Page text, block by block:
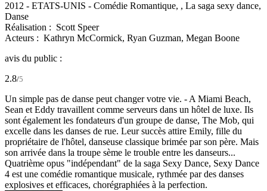
2012 - ETATS-UNIS - Comédie Romantique, , La saga sexy dance,
Danse
Réalisation : Scott Speer
Acteurs : Kathryn McCormick, Ryan Guzman, Megan Boone
avis du public :
2.8/5
Un simple pas de danse peut changer votre vie. - A Miami Beach,
Sean et Eddy travaillent comme serveurs dans un hôtel de luxe. Ils
sont également les fondateurs d'un groupe de danse, The Mob, qui
excelle dans les danses de rue. Leur succès attire Emily, fille du
propriétaire de l'hôtel, danseuse classique brimée par son père. Mais
son arrivée dans la troupe sème le trouble entre les danseurs...
Quatrième opus "indépendant" de la saga Sexy Dance, Sexy Dance
4 est une comédie romantique musicale, rythmée par des danses
explosives et efficaces, chorégraphiées à la perfection.